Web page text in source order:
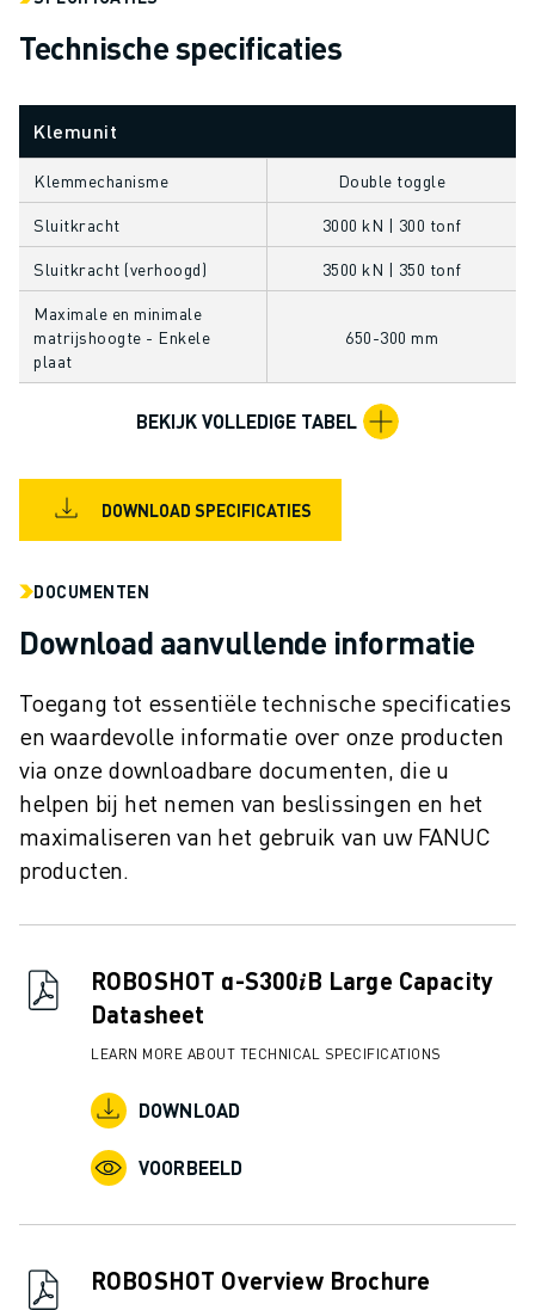
OPLEIDING & ONDERWIJS
FANUC ACADEMY
OPLOSSINGEN VOOR INDUSTRIEËN
OPLOSSINGEN VOOR HET ONDERWIJS
WORLDSKILLS & JONG TALENT
ONDERWIJS EVENEMENTEN
NIEUWS & MEDIA
ONDERWIJS EVENEMENTEN
OVER FANUC
OVER FANUC
FANUC IN EUROPA
JOBS
SHAPE YOUR FUTURE WITH FANUC
JOIN US » JOB PORTAAL
CONTACT
LOCATIES
COLOFON
Technische specificaties
Klemunit
Klemmechanisme Double toggle
Sluitkracht 3000 kN | 300 tonf
Sluitkracht (verhoogd) 3500 kN | 350 tonf
Maximale en minimale
matrijshoogte - Enkele
plaat
650-300 mm
BEKIJK VOLLEDIGE TABEL
DOWNLOAD SPECIFICATIES
DOCUMENTEN
Download aanvullende informatie
Toegang tot essentiële technische specificaties
en waardevolle informatie over onze producten
via onze downloadbare documenten, die u
helpen bij het nemen van beslissingen en het
maximaliseren van het gebruik van uw FANUC
producten.
ROBOSHOT α-S300𝑖B Large Capacity
Datasheet
LEARN MORE ABOUT TECHNICAL SPECIFICATIONS
DOWNLOAD
VOORBEELD
ROBOSHOT Overview Brochure